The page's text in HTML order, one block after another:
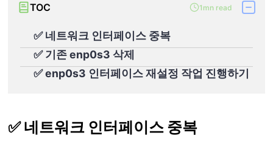
TOC 1mn read
✅ 네트워크 인터페이스 중복
✅ 기존 enp0s3 삭제
✅ enp0s3 인터페이스 재설정 작업 진행하기
✅ 네트워크 인터페이스 중복